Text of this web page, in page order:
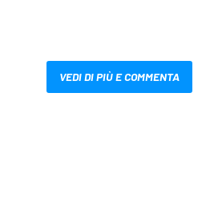
VEDI DI PIÙ E COMMENTA